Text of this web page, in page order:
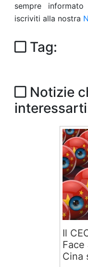
sempre
iscriviti alla nostra
Tag:
Notizie
Il
Face
Cina